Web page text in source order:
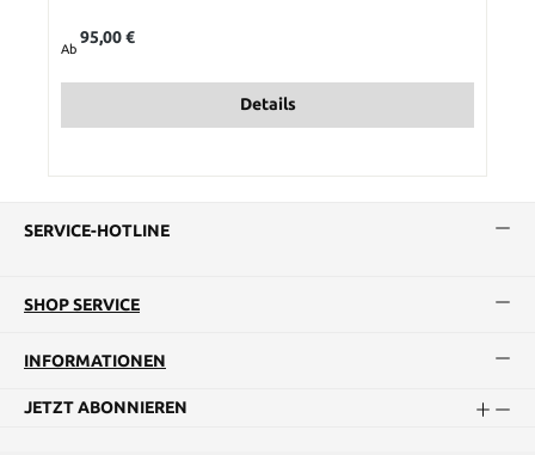
Ab
95,00 €
Details
SERVICE-HOTLINE
SHOP SERVICE
INFORMATIONEN
JETZT ABONNIEREN